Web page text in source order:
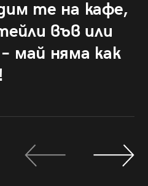
те на кафе,
във или
май няма как